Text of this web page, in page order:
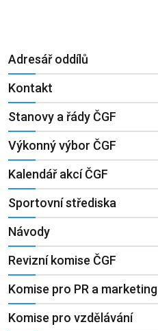
Adresář oddílů
Kontakt
Stanovy a řády ČGF
Výkonný výbor ČGF
Kalendář akcí ČGF
Sportovní střediska
Návody
Revizní komise ČGF
Komise pro PR a marketing
Komise pro vzdělávání